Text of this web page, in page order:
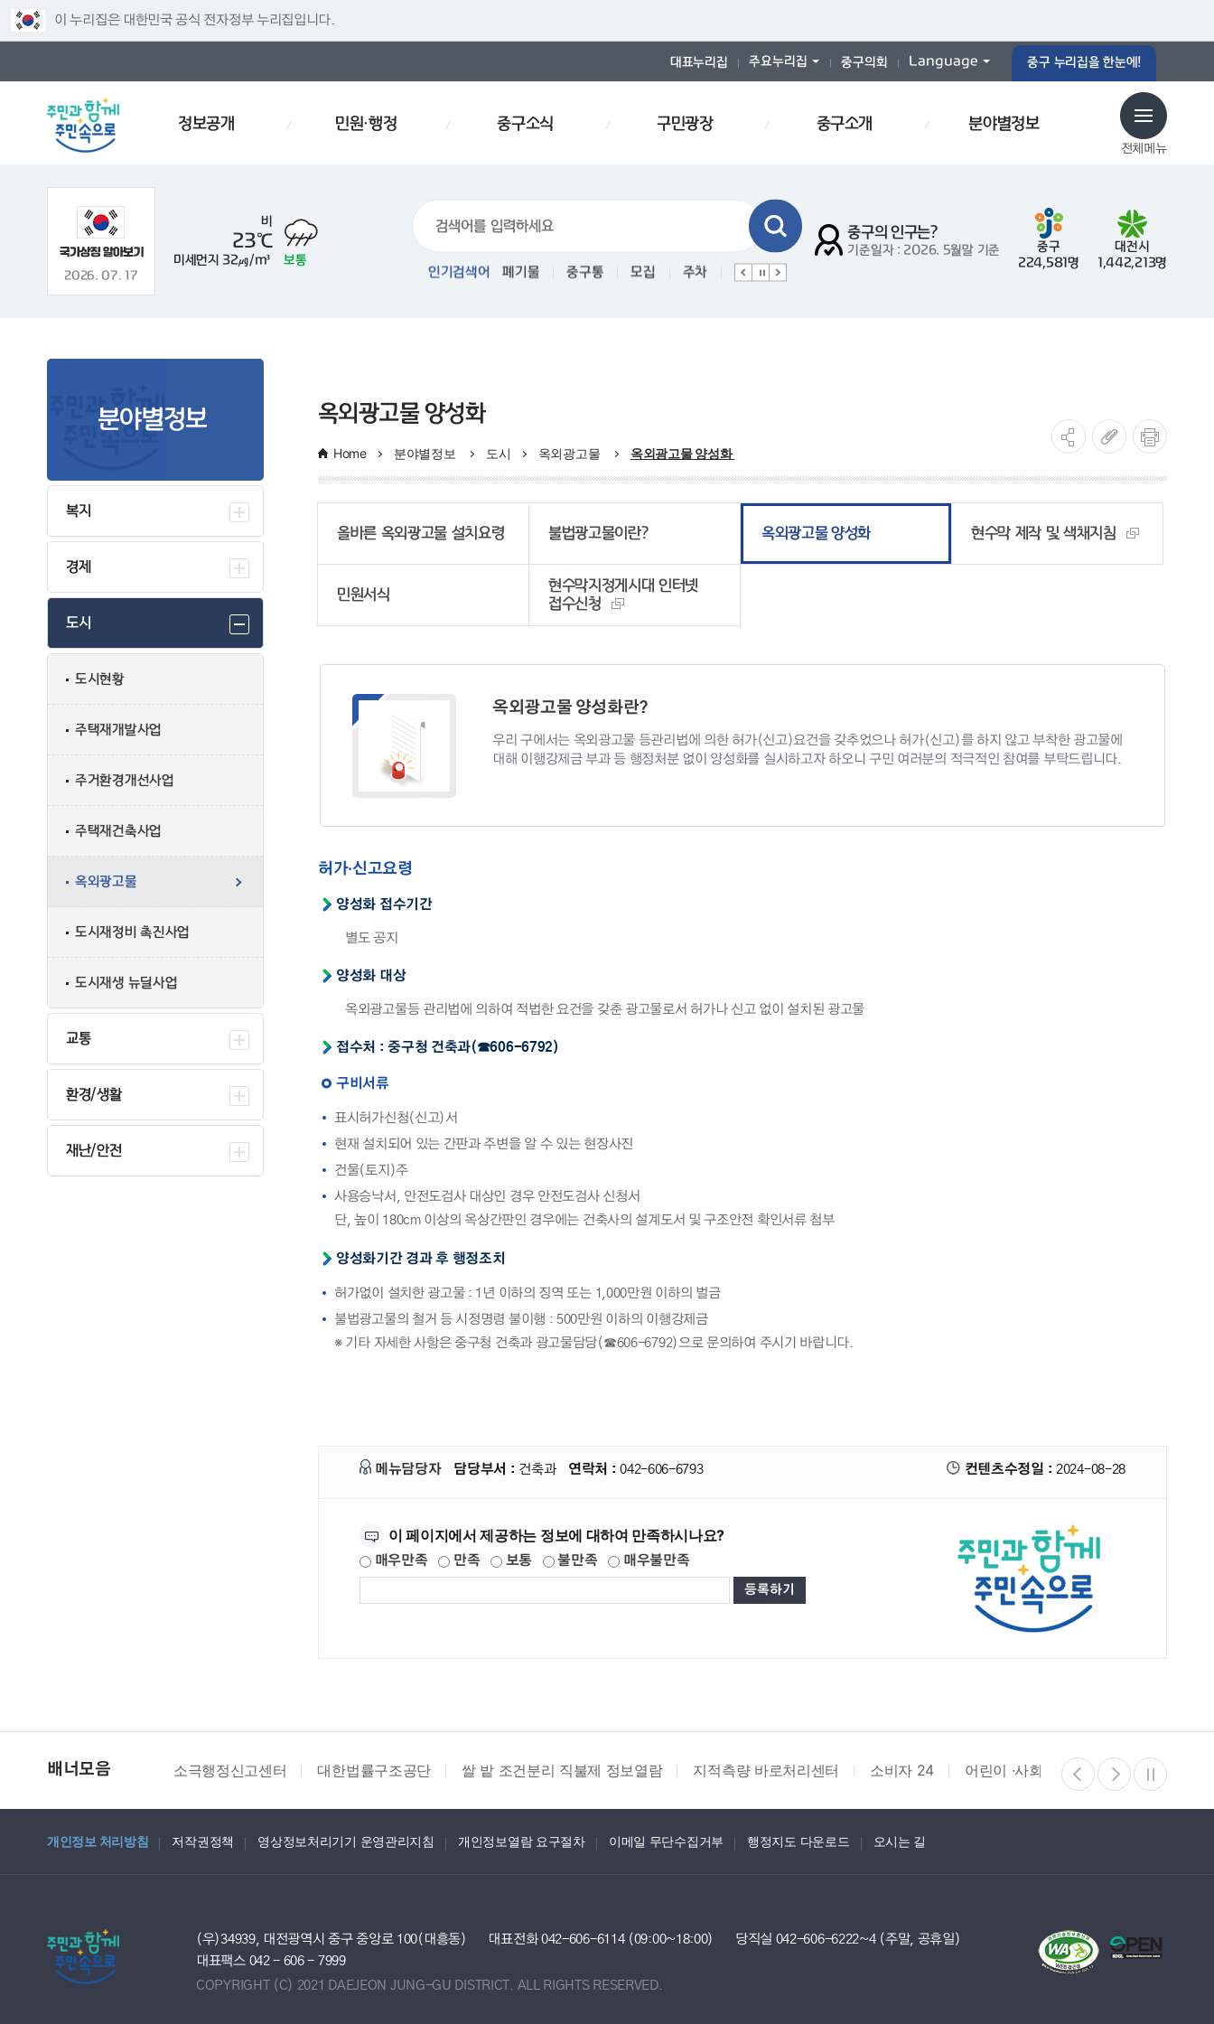
이 누리집은 대한민국 공식 전자정부 누리집입니다.
대표누리집 주요누리집 중구의회 Language 중구 누리집을 한눈에!
전체메뉴
정보공개 민원·행정 중구소식 구민광장 중구소개 분야별정보
2026. 07. 17
비
23℃
미세먼지 32㎍/m³ 보통
중구의 인구는?
기준일자 : 2026. 5월말 기준
중구
224,581명
대전시
1,442,213명
인기검색어
인사 경로당 폐기물스티커 폐기물 중구통 모집 주차 인사 효문화 폐기물스티커 폐기물
분야별정보
복지
경제
도시
도시현황
주택재개발사업
주거환경개선사업
주택재건축사업
옥외광고물
도시재정비 촉진사업
도시재생 뉴딜사업
교통
환경/생활
재난/안전
옥외광고물 양성화
Home 분야별정보 도시 옥외광고물 옥외광고물 양성화
올바른 옥외광고물 설치요령 불법광고물이란? 옥외광고물 양성화 현수막 제작 및 색채지침
민원서식
현수막지정게시대 인터넷
접수신청
옥외광고물 양성화란?
우리 구에서는 옥외광고물 등관리법에 의한 허가(신고)요건을 갖추었으나 허가(신고)를 하지 않고 부착한 광고물에
대해 이행강제금 부과 등 행정처분 없이 양성화를 실시하고자 하오니 구민 여러분의 적극적인 참여를 부탁드립니다.
허가·신고요령
양성화 접수기간
별도 공지
양성화 대상
옥외광고물등 관리법에 의하여 적법한 요건을 갖춘 광고물로서 허가나 신고 없이 설치된 광고물
접수처 : 중구청 건축과(☎606-6792)
구비서류
표시허가신청(신고)서
현재 설치되어 있는 간판과 주변을 알 수 있는 현장사진
건물(토지)주
사용승낙서, 안전도검사 대상인 경우 안전도검사 신청서
단, 높이 180cm 이상의 옥상간판인 경우에는 건축사의 설계도서 및 구조안전 확인서류 첨부
양성화기간 경과 후 행정조치
허가없이 설치한 광고물 : 1년 이하의 징역 또는 1,000만원 이하의 벌금
불법광고물의 철거 등 시정명령 불이행 : 500만원 이하의 이행강제금
※ 기타 자세한 사항은 중구청 건축과 광고물담당(☎606-6792)으로 문의하여 주시기 바랍니다.
메뉴담당자 담당부서 : 건축과 연락처 :042-606-6793 컨텐츠수정일 : 2024-08-28
이 페이지에서 제공하는 정보에 대하여 만족하시나요?
매우만족 만족 보통 불만족 매우불만족
배너모음 소극행정신고센터 대한법률구조공단 쌀 밭 조건분리 직불제 정보열람 지적측량 바로처리센터 소비자 24 어린이 ·사회복지급식관리지원센터
개인정보 처리방침 저작권정책 영상정보처리기기 운영관리지침 개인정보열람 요구절차 이메일 무단수집거부 행정지도 다운로드 오시는 길
(우)34939, 대전광역시 중구 중앙로 100(대흥동) 대표전화 042-606-6114 (09:00~18:00)
당직실 042-606-6222~4 (주말, 공휴일)
대표팩스 042 - 606 - 7999
COPYRIGHT (C) 2021 DAEJEON JUNG-GU DISTRICT. ALL RIGHTS RESERVED.